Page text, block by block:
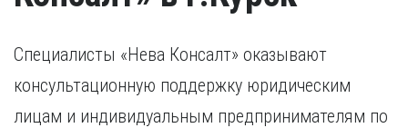
Специалисты «Нева Консалт» оказывают
консультационную поддержку юридическим
лицам и индивидуальным предпринимателям по